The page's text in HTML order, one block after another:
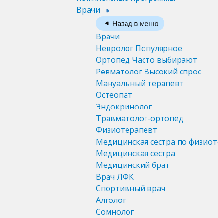
Врачи
Врачи
Невролог Популярное
Ортопед Часто выбирают
Ревматолог Высокий спрос
Мануальный терапевт
Остеопат
Эндокринолог
Травматолог-ортопед
Физиотерапевт
Медицинская сестра по
Медицинская сестра
Медицинский брат
Врач ЛФК
Спортивный врач
Алголог
Сомнолог